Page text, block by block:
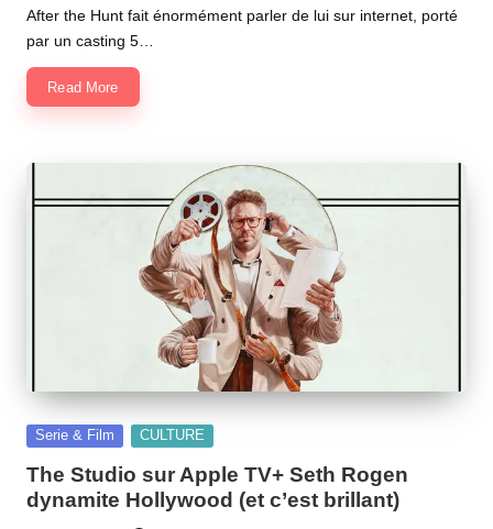
by
After the Hunt fait énormément parler de lui sur internet, porté
par un casting 5…
Read More
Posted
Serie & Film CULTURE
The Studio sur Apple TV+ Seth Rogen
dynamite Hollywood (et c’est brillant)